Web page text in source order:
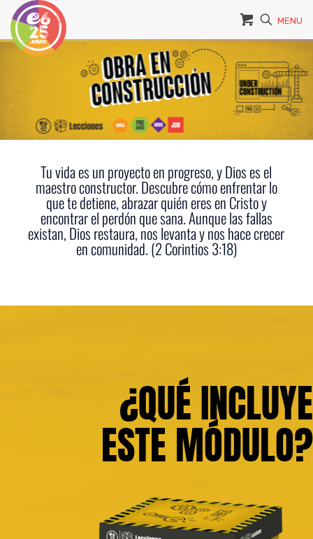
MENU
Tu vida es un proyecto en progreso, y Dios es el
maestro constructor. Descubre cómo enfrentar lo
que te detiene, abrazar quién eres en Cristo y
encontrar el perdón que sana. Aunque las fallas
existan, Dios restaura, nos levanta y nos hace crecer
en comunidad. (2 Corintios 3:18)
¿QUÉ INCLUYE
ESTE MÓDULO?